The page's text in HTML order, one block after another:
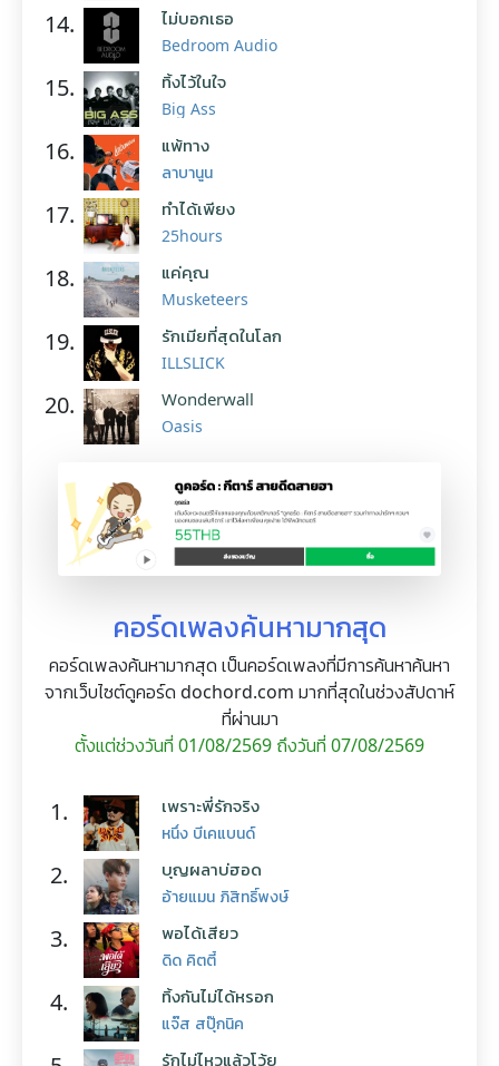
14. ไม่บอกเธอ
Bedroom Audio
15. ทิ้งไว้ในใจ
Big Ass
16. แพ้ทาง
ลาบานูน
17. ทำได้เพียง
25hours
18. แค่คุณ
Musketeers
19. รักเมียที่สุดในโลก
ILLSLICK
20. Wonderwall
Oasis
คอร์ดเพลงค้นหามากสุด
คอร์ดเพลงค้นหามากสุด เป็นคอร์ดเพลงที่มีการค้นหาค้นหา
จากเว็บไซต์ดูคอร์ด dochord.com มากที่สุดในช่วงสัปดาห์
ที่ผ่านมา
ตั้งแต่ช่วงวันที่ 01/08/2569 ถึงวันที่ 07/08/2569
1. เพราะพี่รักจริง
หนึ่ง บีเคแบนด์
2. บุญผลาบ่ฮอด
อ้ายแมน ภิสิทธิ์พงษ์
3. พอได้เสียว
ดิด คิตตี้
4. ทิ้งกันไม่ได้หรอก
แจ๊ส สปุ๊กนิค
รักไม่ไหวแล้วโว้ย